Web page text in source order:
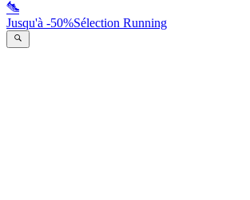
Jusqu'à -50%Sélection Running